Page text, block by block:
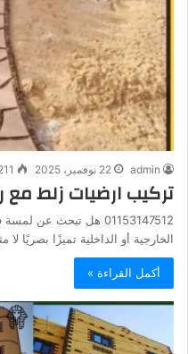
admin 22 نوفمبر، 2025
تركيب ارضيات زلط
01153147512 هل تبحث
الخارجية أو الداخلية تميزًا بصريًا
أكمل القراءة »